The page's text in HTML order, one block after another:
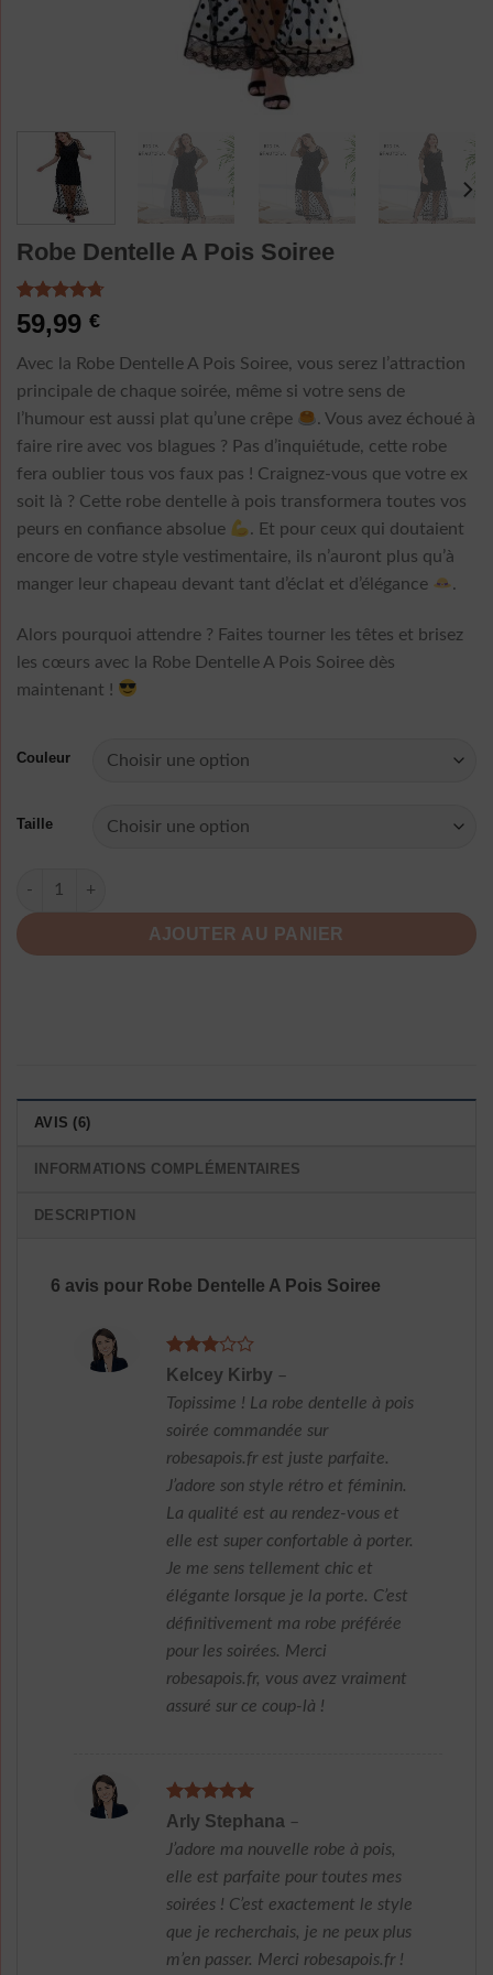
Robe Dentelle A Pois Soiree
Noté4.67
sur 5 basé
6
notations
client
59,99 €
Avec la Robe Dentelle A Pois Soiree, vous serez l’attraction
principale de chaque soirée, même si votre sens de
l’humour est aussi plat qu’une crêpe
. Vous avez échoué à
faire rire avec vos blagues ? Pas d’inquiétude, cette robe
fera oublier tous vos faux pas ! Craignez-vous que votre ex
soit là ? Cette robe dentelle à pois transformera toutes vos
peurs en confiance absolue
. Et pour ceux qui doutaient
encore de votre style vestimentaire, ils n’auront plus qu’à
manger leur chapeau devant tant d’éclat et d’élégance
.
Alors pourquoi attendre ? Faites tourner les têtes et brisez
les cœurs avec la Robe Dentelle A Pois Soiree dès
maintenant !
Couleur
Taille
quantité de Robe Dentelle A Pois Soiree
AJOUTER AU PANIER
AVIS (6)
INFORMATIONS COMPLÉMENTAIRES
DESCRIPTION
6 avis pour Robe Dentelle A Pois Soiree
Note3
sur 5
Kelcey Kirby –
Topissime ! La robe dentelle à pois
soirée commandée sur
robesapois.fr est juste parfaite.
J’adore son style rétro et féminin.
La qualité est au rendez-vous et
elle est super confortable à porter.
Je me sens tellement chic et
élégante lorsque je la porte. C’est
définitivement ma robe préférée
pour les soirées. Merci
robesapois.fr, vous avez vraiment
assuré sur ce coup-là !
Note5sur
Arly Stephana –
J’adore ma nouvelle robe à pois,
elle est parfaite pour toutes mes
soirées ! C’est exactement le style
que je recherchais, je ne peux plus
m’en passer. Merci robesapois.fr !